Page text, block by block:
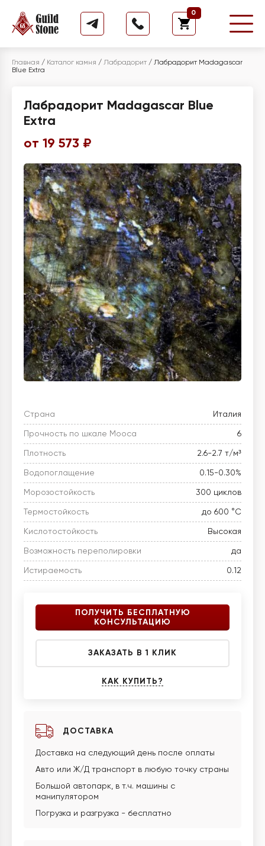
0
Главная / Каталог камня / Лабрадорит / Лабрадорит Madagascar
Blue Extra
Лабрадорит Madagascar Blue
Extra
от 19 573 ₽
Страна Италия
Прочность по шкале Мооса 6
Плотность 2.6-2.7 т/м³
Водопоглащение 0.15-0.30%
Морозостойкость 300 циклов
Термостойкость до 600 °C
Кислотостойкость Высокая
Возможность переполировки да
Истираемость 0.12
ПОЛУЧИТЬ БЕСПЛАТНУЮ
КОНСУЛЬТАЦИЮ
ЗАКАЗАТЬ В 1 КЛИК
КАК КУПИТЬ?
ДОСТАВКА
Доставка на следующий день после оплаты
Авто или Ж/Д транспорт в любую точку страны
Большой автопарк, в т.ч. машины с
манипулятором
Погрузка и разгрузка - бесплатно